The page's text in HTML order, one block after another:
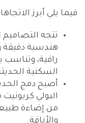
فيما يلي أبرز
تتجه
هندسية
راقية،
السكنية
أصبح دمج
البولي
من إضاءة